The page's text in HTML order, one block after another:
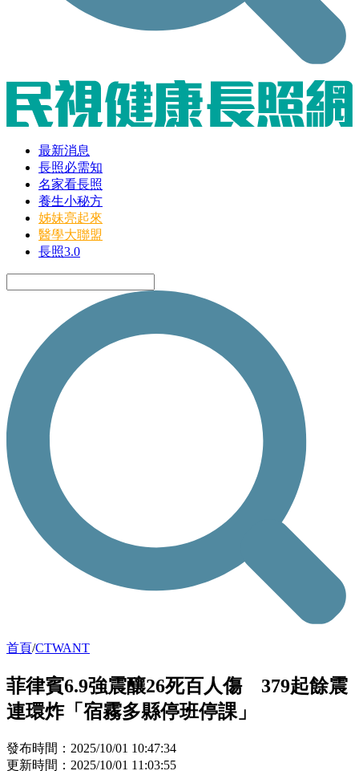
最新消息
長照必需知
名家看長照
養生小秘方
姊妹亮起來
醫學大聯盟
長照3.0
首頁/CTWANT
菲律賓6.9強震釀26死百人傷 379起餘震
連環炸「宿霧多縣停班停課」
發布時間：2025/10/01 10:47:34
更新時間：2025/10/01 11:03:55